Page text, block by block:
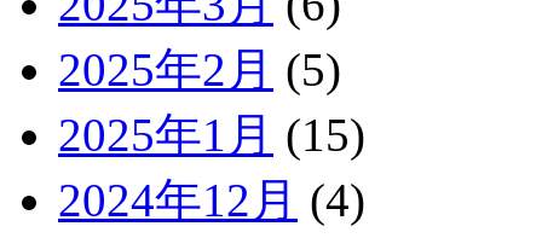
2025年2月 (5)
2025年1月 (15)
2024年12月 (4)